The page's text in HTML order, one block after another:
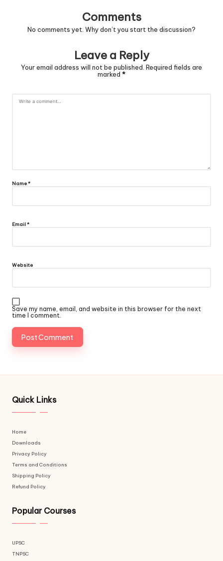
Comments
No comments yet. Why don’t you start the discussion?
Leave a Reply
Your email address will not be published. Required fields are
marked *
Name*
Email*
Website
Save my name, email, and website in this browser for the next
time I comment.
Quick Links
Home
Downloads
Privacy Policy
Terms and Conditions
Shipping Policy
Refund Policy
Popular Courses
UPSC
TNPSC